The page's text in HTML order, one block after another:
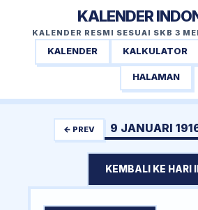
KALENDER
KALENDER RESMI SESUAI SKB 3
KALENDER KALKULATOR
HALAMAN
← PREV 9 JANUARI
KEMBALI KE HARI